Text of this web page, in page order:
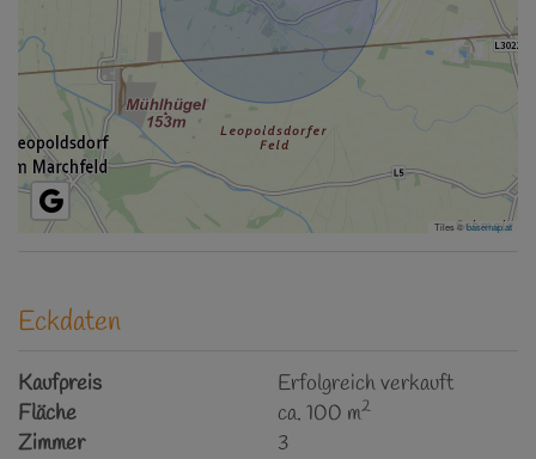
Tiles ©basemap.at
Eckdaten
Kaufpreis
Erfolgreich verkauft
Fläche
ca. 100 m2
Zimmer 3